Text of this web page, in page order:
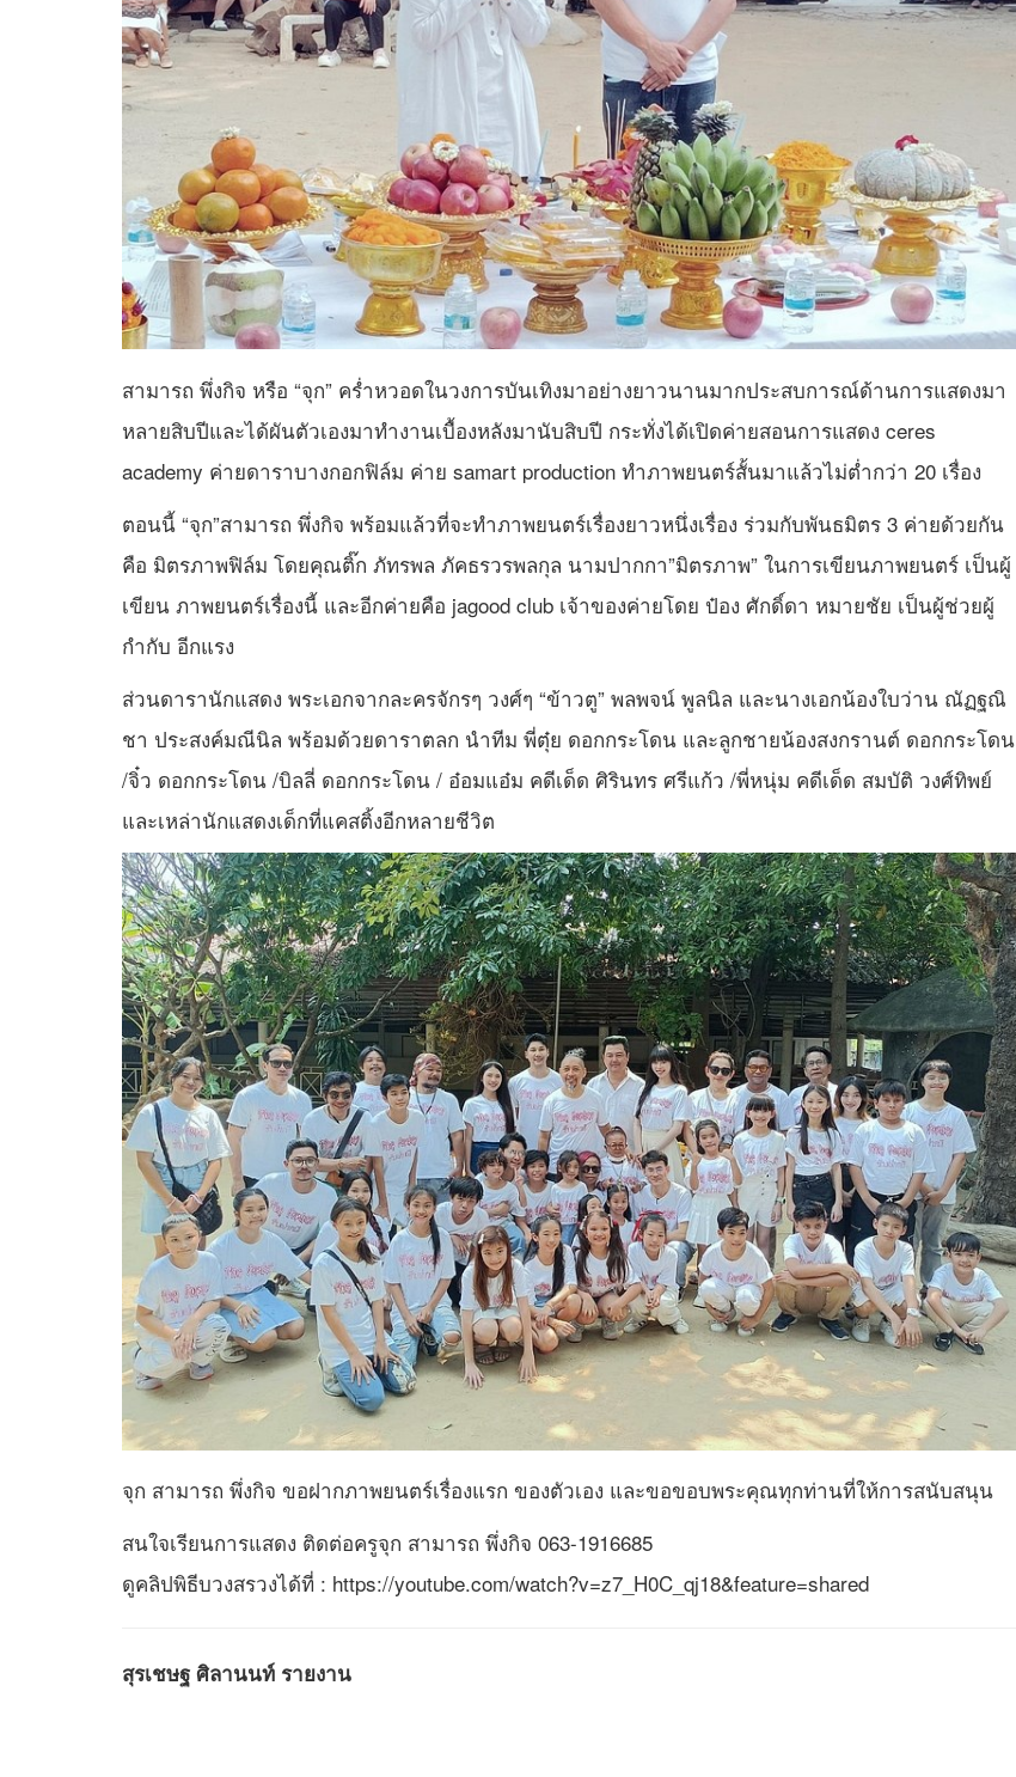
สามารถ พึ่งกิจ หรือ “จุก” คร่ำหวอดในวงการบันเทิงมาอย่างยาวนานมากประสบการณ์ด้านการแสดงมา
หลายสิบปีและได้ผันตัวเองมาทำงานเบื้องหลังมานับสิบปี กระทั่งได้เปิดค่ายสอนการแสดง ceres
academy ค่ายดาราบางกอกฟิล์ม ค่าย samart production ทำภาพยนตร์สั้นมาแล้วไม่ต่ำกว่า 20 เรื่อง
ตอนนี้ “จุก”สามารถ พึ่งกิจ พร้อมแล้วที่จะทำภาพยนตร์เรื่องยาวหนึ่งเรื่อง ร่วมกับพันธมิตร 3 ค่ายด้วยกัน
คือ มิตรภาพฟิล์ม โดยคุณติ๊ก ภัทรพล ภัคธรวรพลกุล นามปากกา”มิตรภาพ” ในการเขียนภาพยนตร์ เป็นผู้
เขียน ภาพยนตร์เรื่องนี้ และอีกค่ายคือ jagood club เจ้าของค่ายโดย ป๋อง ศักดิ์ดา หมายชัย เป็นผู้ช่วยผู้
กำกับ อีกแรง
ส่วนดารานักแสดง พระเอกจากละครจักรๆ วงศ์ๆ “ข้าวตู” พลพจน์ พูลนิล และนางเอกน้องใบว่าน ณัฏฐณิ
ชา ประสงค์มณีนิล พร้อมด้วยดาราตลก นำทีม พี่ตุ๋ย ดอกกระโดน และลูกชายน้องสงกรานต์ ดอกกระโดน
/จิ๋ว ดอกกระโดน /บิลลี่ ดอกกระโดน / อ๋อมแอ๋ม คดีเด็ด ศิรินทร ศรีแก้ว /พี่หนุ่ม คดีเด็ด สมบัติ วงศ์ทิพย์
และเหล่านักแสดงเด็กที่แคสติ้งอีกหลายชีวิต
จุก สามารถ พึ่งกิจ ขอฝากภาพยนตร์เรื่องแรก ของตัวเอง และขอขอบพระคุณทุกท่านที่ให้การสนับสนุน
สนใจเรียนการแสดง ติดต่อครูจุก สามารถ พึ่งกิจ 063-1916685
ดูคลิปพิธีบวงสรวงได้ที่ : https://youtube.com/watch?v=z7_H0C_qj18&feature=shared
สุรเชษฐ ศิลานนท์ รายงาน